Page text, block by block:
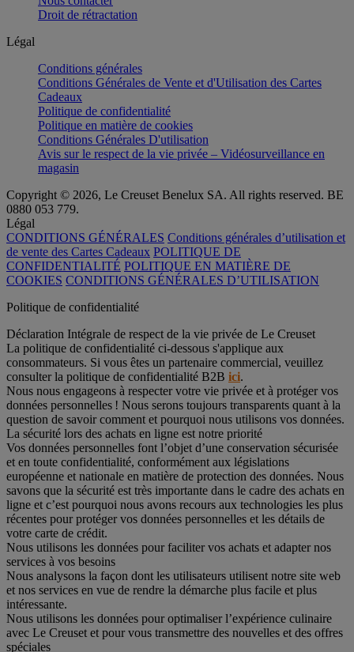
Droit de rétractation
Légal
Conditions générales
Conditions Générales de Vente et d'Utilisation des Cartes
Cadeaux
Politique de confidentialité
Politique en matière de cookies
Conditions Générales D'utilisation
Avis sur le respect de la vie privée – Vidéosurveillance en
magasin
Copyright © 2026, Le Creuset Benelux SA. All rights reserved. BE
0880 053 779.
Légal
CONDITIONS GÉNÉRALES Conditions générales d’utilisation et
de vente des Cartes Cadeaux POLITIQUE DE
CONFIDENTIALITÉ POLITIQUE EN MATIÈRE DE
COOKIES CONDITIONS GÉNÉRALES D’UTILISATION
Politique de confidentialité
Déclaration Intégrale de respect de la vie privée de Le Creuset
La politique de confidentialité ci-dessous s'applique aux
consommateurs. Si vous êtes un partenaire commercial, veuillez
consulter la politique de confidentialité B2B ici.
Nous nous engageons à respecter votre vie privée et à protéger vos
données personnelles ! Nous serons toujours transparents quant à la
question de savoir comment et pourquoi nous utilisons vos données.
La sécurité lors des achats en ligne est notre priorité
Vos données personnelles font l’objet d’une conservation sécurisée
et en toute confidentialité, conformément aux législations
européenne et nationale en matière de protection des données. Nous
savons que la sécurité est très importante dans le cadre des achats en
ligne et c’est pourquoi nous avons recours aux technologies les plus
récentes pour protéger vos données personnelles et les détails de
votre carte de crédit.
Nous utilisons les données pour faciliter vos achats et adapter nos
services à vos besoins
Nous analysons la façon dont les utilisateurs utilisent notre site web
et nos services en vue de rendre la démarche plus facile et plus
intéressante.
Nous utilisons les données pour optimaliser l’expérience culinaire
avec Le Creuset et pour vous transmettre des nouvelles et des offres
spéciales